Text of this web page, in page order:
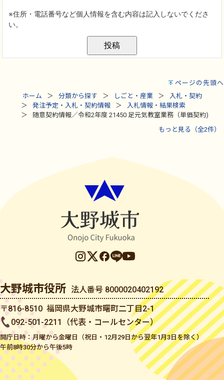
ページの先頭へ
ホーム
分類から探す しごと・産業
入札・契約
発注予定・入札・契約情報
入札情報・結果検索
随意契約情報／令和2年度 21450 足元気教室業務（単価契約)
もっと見る（全2件）
大野城市役所 法人番号 8000020402192
〒816-8510 福岡県大野城市曙町二丁目2-1
092-501-2211（代表・コールセンター）
開庁日時：月曜から金曜日（祝日・12月29日から翌年1月3日を除く）
午前8時30分から午後5時